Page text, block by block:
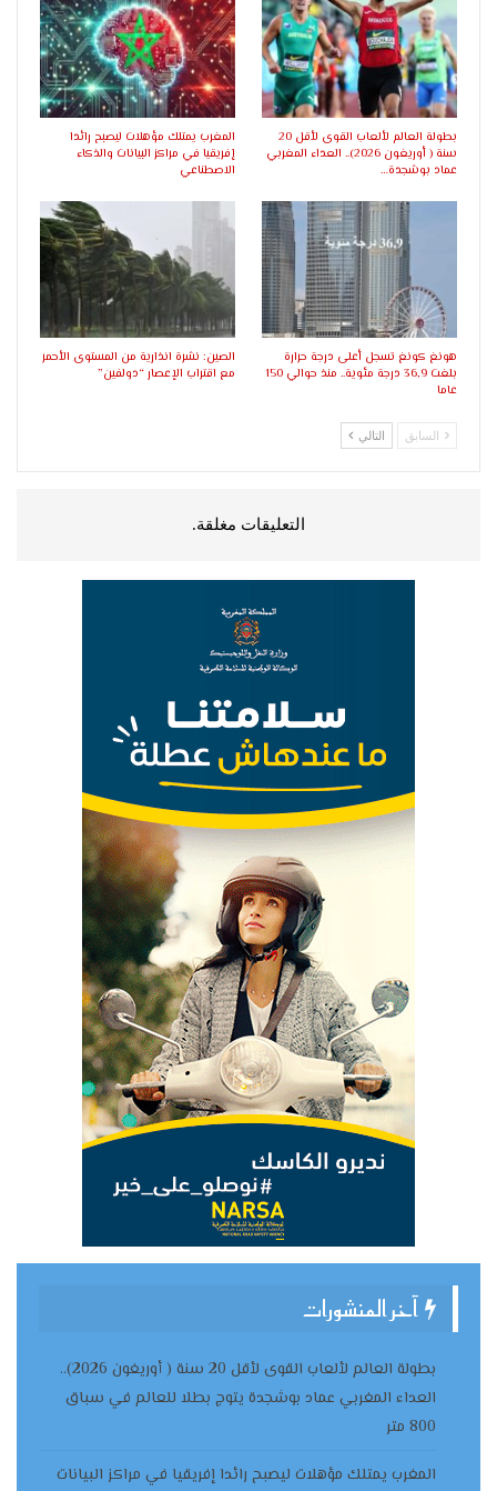
بطولة العالم لألعاب القوى لأقل 20
سنة ( أوريغون 2026).. العداء المغربي
عماد بوشجدة…
المغرب يمتلك مؤهلات ليصبح رائدا
إفريقيا في مراكز البيانات والذكاء
الاصطناعي
هونغ كونغ تسجل أعلى درجة حرارة
بلغت 36,9 درجة مئوية.. منذ حوالي 150
عاما
الصين: نشرة انذارية من المستوى الأحمر
مع اقتراب الإعصار “دولفين”
السابق التالي
التعليقات مغلقة.
آخر المنشورات
بطولة العالم لألعاب القوى لأقل 20 سنة ( أوريغون 2026)..
العداء المغربي عماد بوشجدة يتوج بطلا للعالم في سباق
800 متر
المغرب يمتلك مؤهلات ليصبح رائدا إفريقيا في مراكز البيانات